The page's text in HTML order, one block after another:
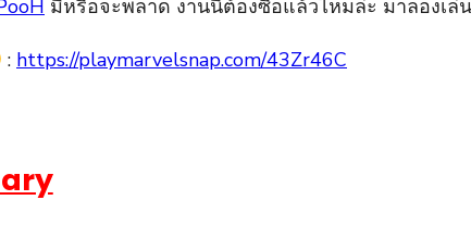
มีหรือจะพลาด งานนี้ต้องซื้อแล้วไหมล่ะ มาลองเล่
: https://playmarvelsnap.com/43Zr46C